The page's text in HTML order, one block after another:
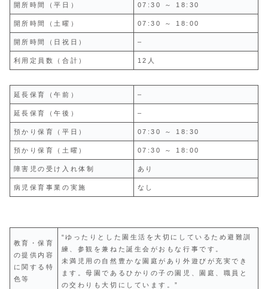
開所時間（平日） 07:30 ～ 18:30
開所時間（土曜） 07:30 ～ 18:00
開所時間（日祝日） –
利用定員数（合計） 12人
延長保育（午前） –
延長保育（午後） –
預かり保育（平日） 07:30 ～ 18:30
預かり保育（土曜） 07:30 ～ 18:00
障害児の受け入れ体制 あり
病児保育事業の実施 なし
教育・保育
の提供内容
に関する特
色等
“ゆったりとした園生活を大切にしているため避難訓
練、参観を兼ねた誕生会がおもな行事です。
未満児用の自然豊かな園庭があり外遊びが充実でき
ます。母園であるひかりの子の園児、園庭、職員と
の交わりも大切にしています。”